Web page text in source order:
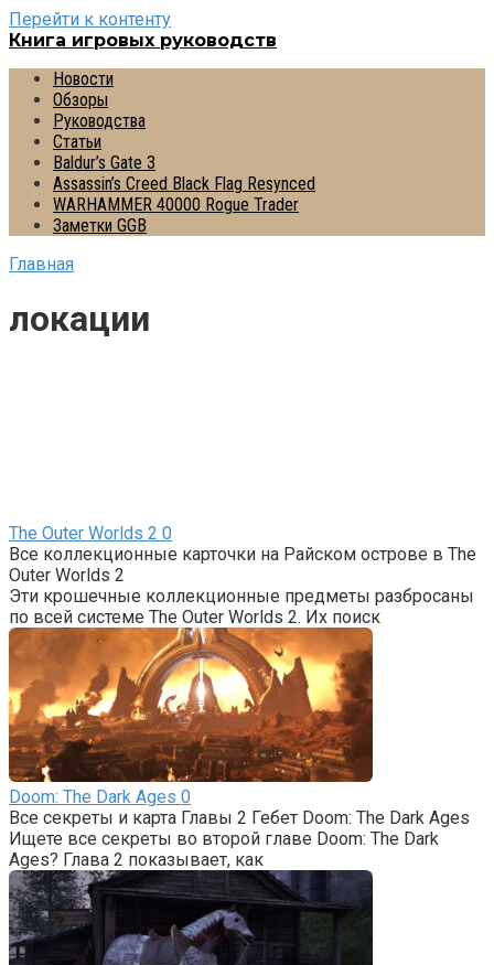
Перейти к контенту
Книга игровых руководств
Новости
Обзоры
Руководства
Статьи
Baldur’s Gate 3
Assassin’s Creed Black Flag Resynced
WARHAMMER 40000 Rogue Trader
Заметки GGB
Главная
локации
The Outer Worlds 2 0
Все коллекционные карточки на Райском острове в The
Outer Worlds 2
Эти крошечные коллекционные предметы разбросаны
по всей системе The Outer Worlds 2. Их поиск
Doom: The Dark Ages 0
Все секреты и карта Главы 2 Гебет Doom: The Dark Ages
Ищете все секреты во второй главе Doom: The Dark
Ages? Глава 2 показывает, как